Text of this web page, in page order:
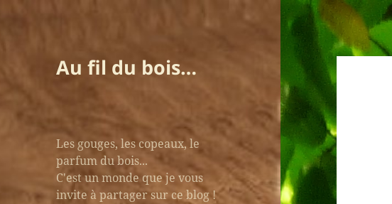
Au fil du bois…
Les gouges, les copeaux, le
parfum du bois...
C'est un monde que je vous
invite à partager sur ce blog !